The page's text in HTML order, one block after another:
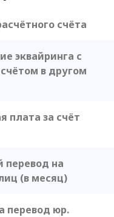
счёта
эквайринга с
в другом
плата за счёт
перевод на
(в месяц)
перевод юр.